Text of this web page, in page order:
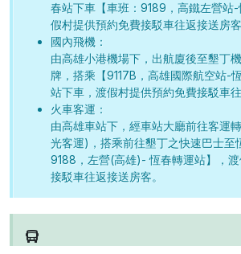
春站下車【車班：9189，高鐵左營站
假村提供預約免費接駁車往返接送房客
國內飛機：
由高雄小港機場下，出航廈後至墾丁
牌，搭乘【9117B，高雄國際航空站-
站下車，渡假村提供預約免費接駁車往
火車客運：
由高雄車站下，經車站大廳前往客運
光客運)，搭乘前往墾丁之快速巴士至
9188，左營(高雄)- 恆春轉運站】，
接駁車往返接送房客。